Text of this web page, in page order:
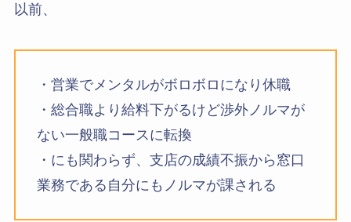
以前、
・営業でメンタルがボロボロになり休職
・総合職より給料下がるけど渉外ノルマが
ない一般職コースに転換
・にも関わらず、支店の成績不振から窓口
業務である自分にもノルマが課される